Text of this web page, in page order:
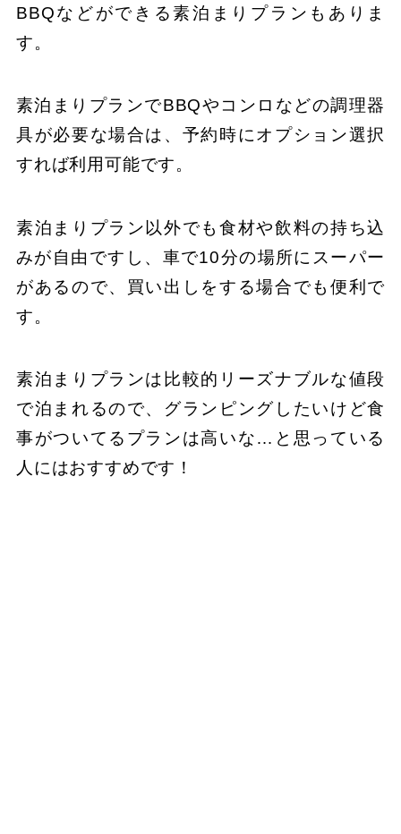
BBQなどができる素泊まりプランもありま
す。
素泊まりプランでBBQやコンロなどの調理器
具が必要な場合は、予約時にオプション選択
すれば利用可能です。
素泊まりプラン以外でも食材や飲料の持ち込
みが自由ですし、車で10分の場所にスーパー
があるので、買い出しをする場合でも便利で
す。
素泊まりプランは比較的リーズナブルな値段
で泊まれるので、グランピングしたいけど食
事がついてるプランは高いな…と思っている
人にはおすすめです！